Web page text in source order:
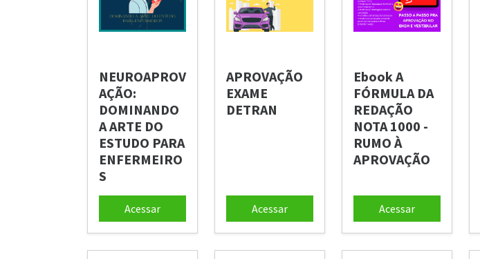
NEUROAPROV
AÇÃO:
DOMINANDO
A ARTE DO
ESTUDO PARA
ENFERMEIRO
S
Acessar
APROVAÇÃO
EXAME
DETRAN
Acessar
Ebook A
FÓRMULA DA
REDAÇÃO
NOTA 1000 -
RUMO À
APROVAÇÃO
Acessar